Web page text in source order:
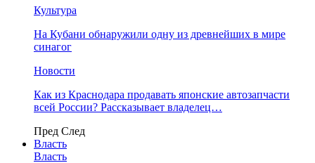
Культура
На Кубани обнаружили одну из древнейших в мире
синагог
Новости
Как из Краснодара продавать японские автозапчасти
всей России? Рассказывает владелец…
Пред След
Власть
Власть